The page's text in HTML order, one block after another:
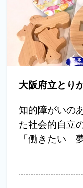
大阪府立とり
知的障がいの
た社会的自立
「働きたい」